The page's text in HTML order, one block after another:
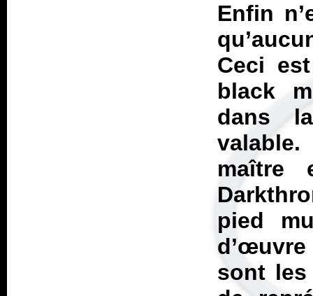
Enfin
Ceci
black
dans
maître
pied
sont les